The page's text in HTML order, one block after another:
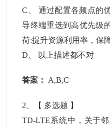
C
通过配置各频点的
导终端重选到高优先级
荷:提升资源利用率，保
D
以上描述都不对
答案： A,B,C
2 、【 多选题 】
TD-LTE系统中，关于